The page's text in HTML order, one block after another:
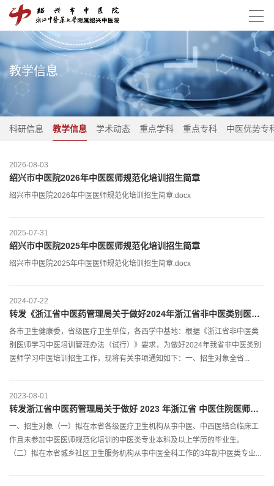
教学信息
科研信息 教学信息 学术动态 重点学科 重点专科 中医优势专
2026-08-03
绍兴市中医院2026年中医医师规范化培训招生简章
绍兴市中医院2026年中医医师规范化培训招生简章.docx
2025-07-31
绍兴市中医院2025年中医医师规范化培训招生简章
绍兴市中医院2025年中医医师规范化培训招生简章.docx
2024-07-22
转发《浙江省中医药管理局关于做好2024年浙江省非中医类别医师学习中医培训招录工作的通知》
各市卫生健康委，省级医疗卫生单位，各西学中基地：根据《浙江省非中医类
别医师学习中医培训管理办法（试行）》要求，为做好2024年我省非中医类别
医师学习中医培训招生工作，现将有关事项通知如下：一、招生对象全省...
2023-08-01
转发浙江省中医药管理局关于做好 2023 年浙江省 中医住院医师规范化培训招录工作的通知
一、招生对象（一）拟在本省各级医疗卫生机构从事中医、中西医结合临床工
作且未参加中医医师规范化培训的中医类专业本科及以上学历的毕业生。
（二）拟在本省城乡社区卫生服务机构从事中医全科工作的3年制中医类专业...